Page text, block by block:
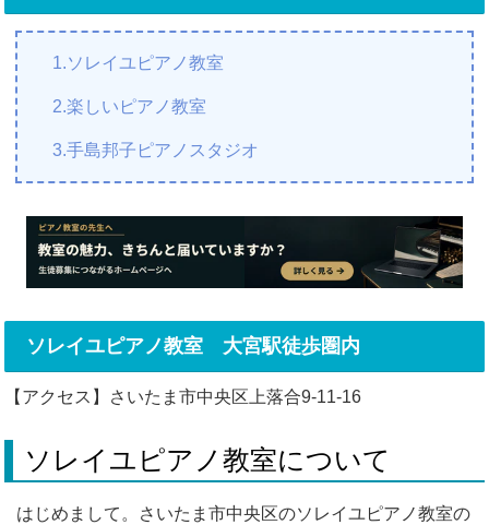
1.ソレイユピアノ教室
2.楽しいピアノ教室
3.手島邦子ピアノスタジオ
ソレイユピアノ教室 大宮駅徒歩圏内
【アクセス】さいたま市中央区上落合9-11-16
ソレイユピアノ教室について
はじめまして。さいたま市中央区のソレイユピアノ教室の